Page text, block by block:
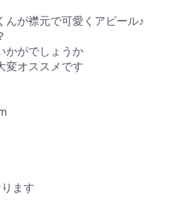
んが襟元で可愛くアピール♪
かがでしょうか
変オススメです
ます